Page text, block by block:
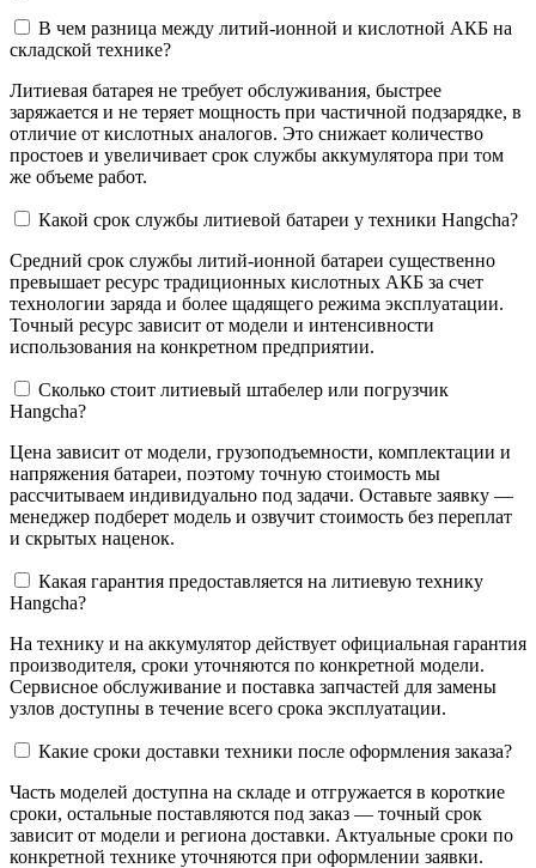
В чем разница между литий-ионной и кислотной АКБ на
складской технике?
Литиевая батарея не требует обслуживания, быстрее
заряжается и не теряет мощность при частичной подзарядке, в
отличие от кислотных аналогов. Это снижает количество
простоев и увеличивает срок службы аккумулятора при том
же объеме работ.
Какой срок службы литиевой батареи у техники Hangcha?
Средний срок службы литий-ионной батареи существенно
превышает ресурс традиционных кислотных АКБ за счет
технологии заряда и более щадящего режима эксплуатации.
Точный ресурс зависит от модели и интенсивности
использования на конкретном предприятии.
Сколько стоит литиевый штабелер или погрузчик
Hangcha?
Цена зависит от модели, грузоподъемности, комплектации и
напряжения батареи, поэтому точную стоимость мы
рассчитываем индивидуально под задачи. Оставьте заявку —
менеджер подберет модель и озвучит стоимость без переплат
и скрытых наценок.
Какая гарантия предоставляется на литиевую технику
Hangcha?
На технику и на аккумулятор действует официальная гарантия
производителя, сроки уточняются по конкретной модели.
Сервисное обслуживание и поставка запчастей для замены
узлов доступны в течение всего срока эксплуатации.
Какие сроки доставки техники после оформления заказа?
Часть моделей доступна на складе и отгружается в короткие
сроки, остальные поставляются под заказ — точный срок
зависит от модели и региона доставки. Актуальные сроки по
конкретной технике уточняются при оформлении заявки.